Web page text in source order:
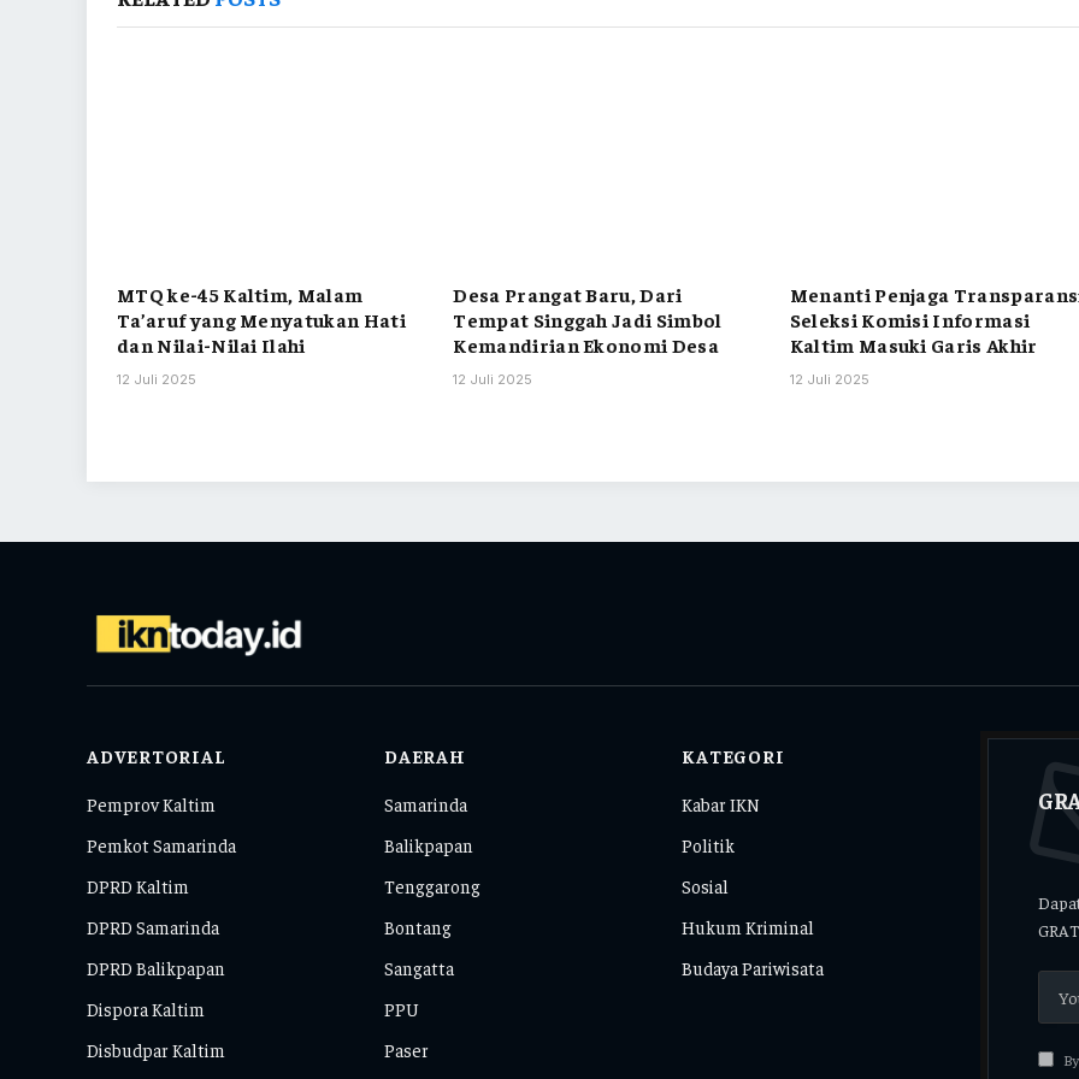
MTQ ke-45 Kaltim, Malam
Ta’aruf yang Menyatukan Hati
dan Nilai-Nilai Ilahi
12 Juli 2025
Desa Prangat Baru, Dari
Tempat Singgah Jadi Simbol
Kemandirian Ekonomi Desa
12 Juli 2025
Menanti Penjaga
Seleksi Komisi Informasi
Kaltim Masuki Garis Akhir
12 Juli 2025
ADVERTORIAL
Pemprov Kaltim
Pemkot Samarinda
DPRD Kaltim
DPRD Samarinda
DPRD Balikpapan
Dispora Kaltim
Disbudpar Kaltim
DAERAH
Samarinda
Balikpapan
Tenggarong
Bontang
Sangatta
PPU
Paser
KATEGORI
Kabar IKN
Politik
Sosial
Hukum Kriminal
Budaya Pariwisata